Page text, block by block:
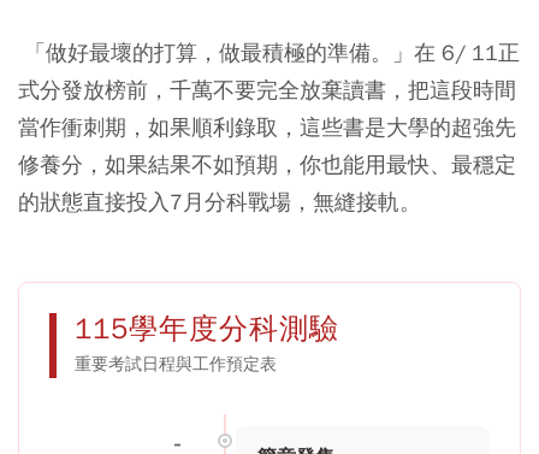
「做好最壞的打算，做最積極的準備。」在 6/ 11正
式分發放榜前，千萬不要完全放棄讀書，把這段時間
當作衝刺期，如果順利錄取，這些書是大學的超強先
修養分，如果結果不如預期，你也能用最快、最穩定
的狀態直接投入7月分科戰場，無縫接軌。
115學年度分科測驗
重要考試日程與工作預定表
-